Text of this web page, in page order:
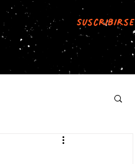
Suscribirse